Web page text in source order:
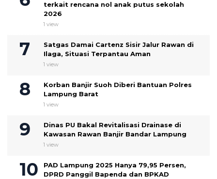
terkait rencana nol anak putus sekolah
2026
1 view
Satgas Damai Cartenz Sisir Jalur Rawan di
Ilaga, Situasi Terpantau Aman
1 view
Korban Banjir Suoh Diberi Bantuan Polres
Lampung Barat
1 view
Dinas PU Bakal Revitalisasi Drainase di
Kawasan Rawan Banjir Bandar Lampung
1 view
PAD Lampung 2025 Hanya 79,95 Persen,
DPRD Panggil Bapenda dan BPKAD